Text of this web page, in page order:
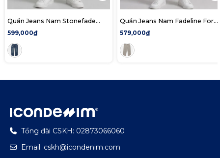
Quần Jeans Nam Stonefade
Form Straight
599,000₫
Quần Jeans Nam Fadeline Form
Baggy
579,000₫
Tổng đài CSKH: 02873066060
Email: cskh@icondenim.com